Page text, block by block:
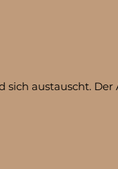
austauscht. Der